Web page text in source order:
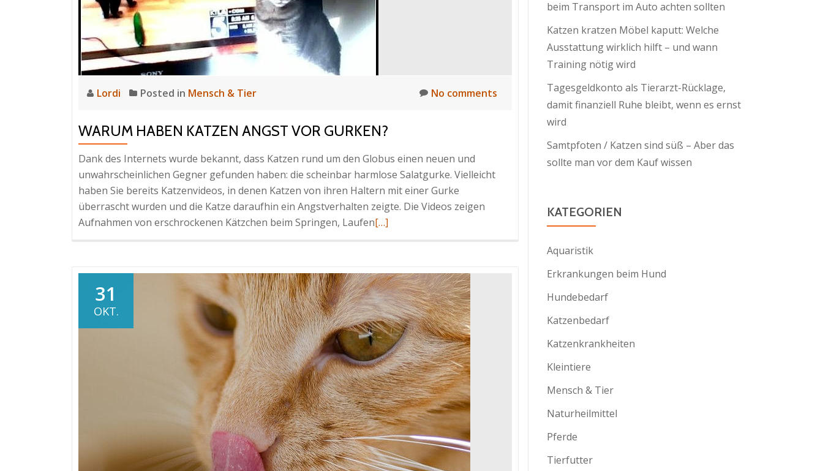
Lordi Posted in Mensch & Tier No comments
WARUM HABEN KATZEN ANGST VOR GURKEN?
Dank des Internets wurde bekannt, dass Katzen rund um den Globus einen neuen und
unwahrscheinlichen Gegner gefunden haben: die scheinbar harmlose Salatgurke. Vielleicht
haben Sie bereits Katzenvideos, in denen Katzen von ihren Haltern mit einer Gurke
überrascht wurden und die Katze daraufhin ein Angstverhalten zeigte. Die Videos zeigen
Aufnahmen von erschrockenen Kätzchen beim Springen, LaufenRead
haben
Katzen
Angst
vor
Gurken?
[…]
31
OKT.
beim Transport im Auto achten sollten
Katzen kratzen Möbel kaputt: Welche
Ausstattung wirklich hilft – und wann
Training nötig wird
Tagesgeldkonto als Tierarzt-Rücklage,
damit finanziell Ruhe bleibt, wenn es ernst
wird
Samtpfoten / Katzen sind süß – Aber das
sollte man vor dem Kauf wissen
KATEGORIEN
Aquaristik
Erkrankungen beim Hund
Hundebedarf
Katzenbedarf
Katzenkrankheiten
Kleintiere
Mensch & Tier
Naturheilmittel
Pferde
Tierfutter